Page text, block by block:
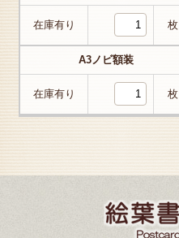
在庫有り 枚
A3ノビ額装
在庫有り 枚